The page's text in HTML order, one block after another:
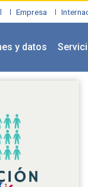
Empresa
y datos